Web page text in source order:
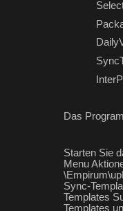
Das
Starten Sie
Menu
Sync-
Templates
Templates